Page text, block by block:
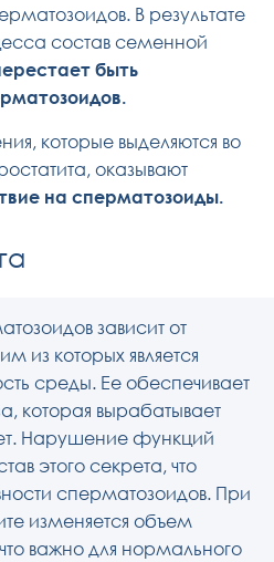
В результате
состав семенной
быть
которые выделяются во
оказывают
на сперматозоиды.
зависит от
из которых является
среды. Ее обеспечивает
которая вырабатывает
Нарушение функций
этого секрета, что
сперматозоидов. При
изменяется объем
важно для нормального